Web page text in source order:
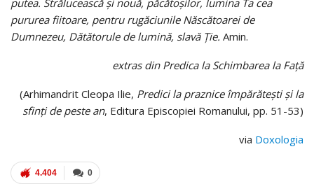
pururea fiitoare, pentru rugăciunile Născătoarei de
Dumnezeu, Dătătorule de lumină, slavă Ţie. Amin.
extras din Predica la Schimbarea la Faţă
(Arhimandrit Cleopa Ilie, Predici la praznice împărăteşti şi la
sfinţi de peste an, Editura Episcopiei Romanului, pp. 51-53)
via Doxologia
0
4.404